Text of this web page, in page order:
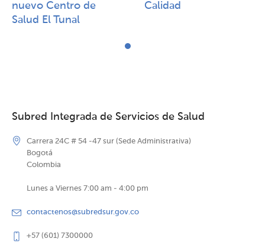
nuevo Centro de
Salud El Tunal
Calidad​​
Subred Integrada de Servicios de Salud
Carrera 24C # 54 -47 sur (Sede Administrativa)
Bogotá
Colombia
Lunes a Viernes 7:00 am - 4:00 pm
contactenos@subredsur.gov.co
+57 (601) 7300000